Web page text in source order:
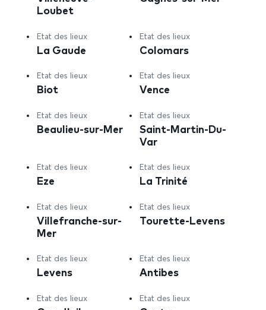
Loubet
Etat des lieux
La Gaude
Etat des lieux
Colomars
Etat des lieux
Biot
Etat des lieux
Vence
Etat des lieux
Beaulieu-sur-Mer
Etat des lieux
Saint-Martin-Du-
Var
Etat des lieux
Eze
Etat des lieux
La Trinité
Etat des lieux
Villefranche-sur-
Mer
Etat des lieux
Tourette-Levens
Etat des lieux
Levens
Etat des lieux
Antibes
Etat des lieux Etat des lieux